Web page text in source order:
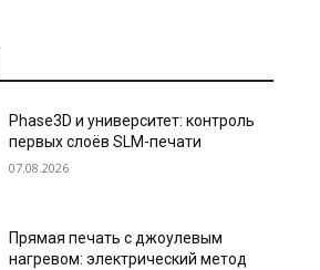
Phase3D и университет: контроль
первых слоёв SLM-печати
07.08.2026
Прямая печать с джоулевым
нагревом: электрический метод